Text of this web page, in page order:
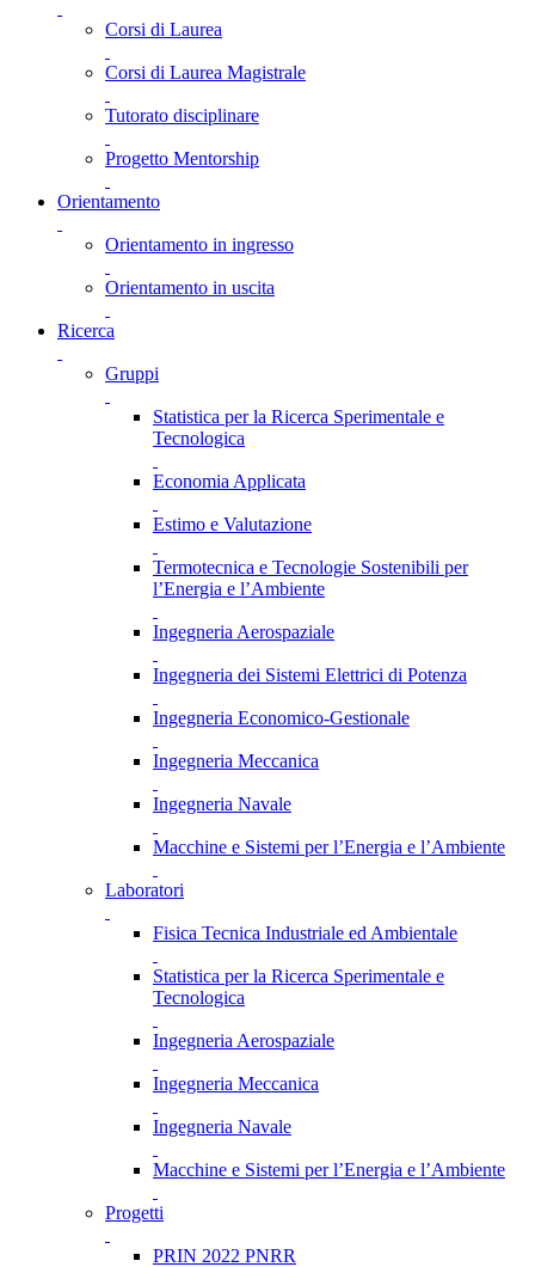
Corsi di Laurea
Corsi di Laurea Magistrale
Tutorato disciplinare
Progetto Mentorship
Orientamento
Orientamento in ingresso
Orientamento in uscita
Ricerca
Gruppi
Statistica per la Ricerca Sperimentale e
Tecnologica
Economia Applicata
Estimo e Valutazione
Termotecnica e Tecnologie Sostenibili per
l’Energia e l’Ambiente
Ingegneria Aerospaziale
Ingegneria dei Sistemi Elettrici di Potenza
Ingegneria Economico-Gestionale
Ingegneria Meccanica
Ingegneria Navale
Macchine e Sistemi per l’Energia e l’Ambiente
Laboratori
Fisica Tecnica Industriale ed Ambientale
Statistica per la Ricerca Sperimentale e
Tecnologica
Ingegneria Aerospaziale
Ingegneria Meccanica
Ingegneria Navale
Macchine e Sistemi per l’Energia e l’Ambiente
Progetti
PRIN 2022 PNRR